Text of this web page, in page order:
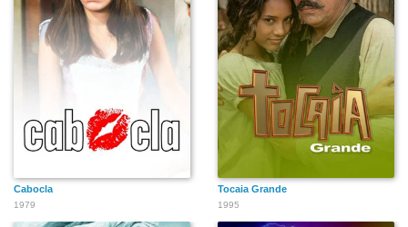
Cabocla
1979
Tocaia Grande
1995